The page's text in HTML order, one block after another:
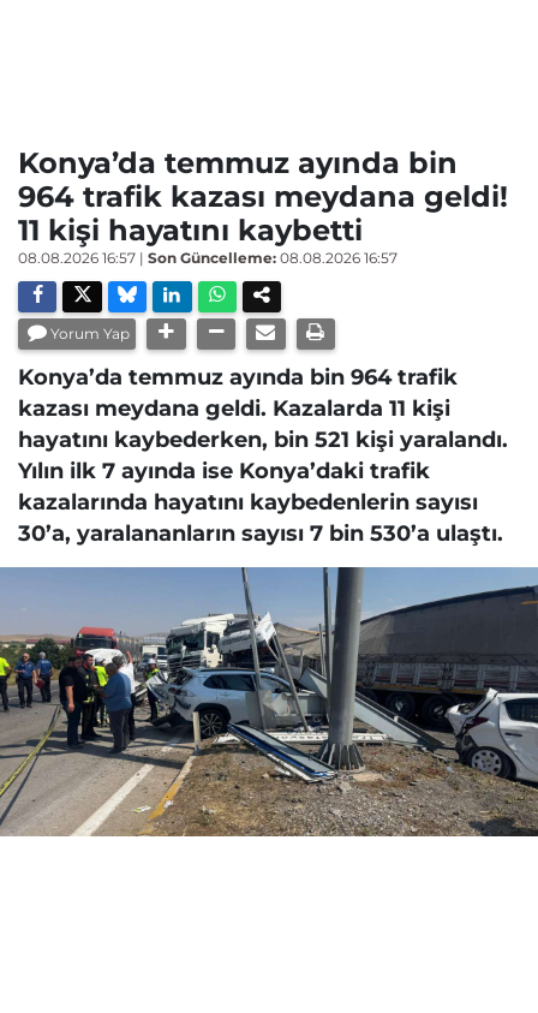
Konya’da temmuz ayında bin
964 trafik kazası meydana geldi!
11 kişi hayatını kaybetti
08.08.2026 16:57 | Son Güncelleme: 08.08.2026 16:57
Yorum Yap
Konya’da temmuz ayında bin 964 trafik
kazası meydana geldi. Kazalarda 11 kişi
hayatını kaybederken, bin 521 kişi yaralandı.
Yılın ilk 7 ayında ise Konya’daki trafik
kazalarında hayatını kaybedenlerin sayısı
30’a, yaralananların sayısı 7 bin 530’a ulaştı.